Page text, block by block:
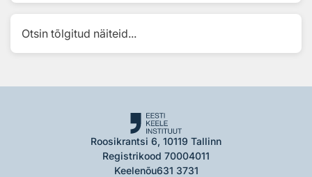
Otsin tõlgitud näiteid...
Roosikrantsi 6, 10119 Tallinn
Registrikood 70004011
Keelenõu631 3731